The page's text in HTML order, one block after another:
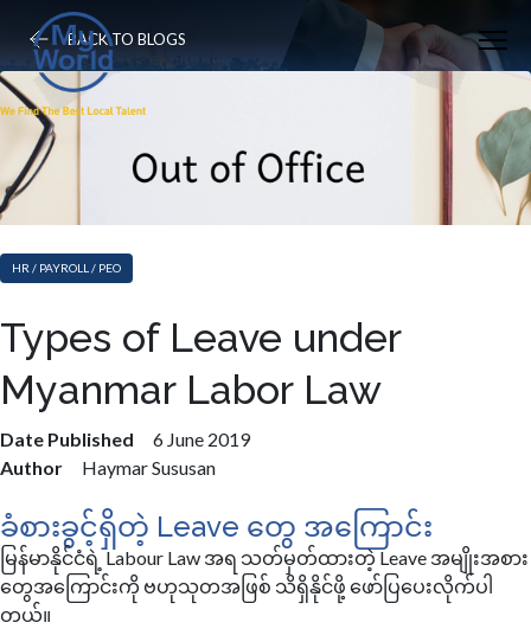
BACK TO BLOGS
HR / PAYROLL / PEO
Types of Leave under
Myanmar Labor Law
Date Published
6 June 2019
Author
Haymar Sususan
ခံစားခွင့်ရှိတဲ့ Leave တွေ အကြောင်း
မြန်မာနိုင်ငံရဲ့ Labour Law အရ သတ်မှတ်ထားတဲ့ Leave အမျိုးအစား
တွေအကြောင်းကို ဗဟုသုတအဖြစ် သိရှိနိုင်ဖို့ ဖော်ပြပေးလိုက်ပါ
တယ်။